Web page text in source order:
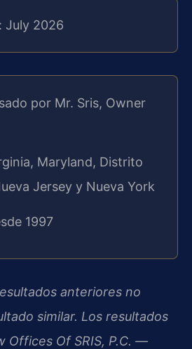
July 2026
por Mr. Sris, Owner
Maryland, Distrito
Jersey y Nueva York
1997
anteriores no
similar. Los resultados
Offices Of SRIS, P.C. —